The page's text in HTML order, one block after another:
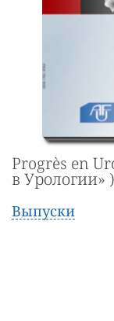
Progrès en
в Урологии»
Выпуски